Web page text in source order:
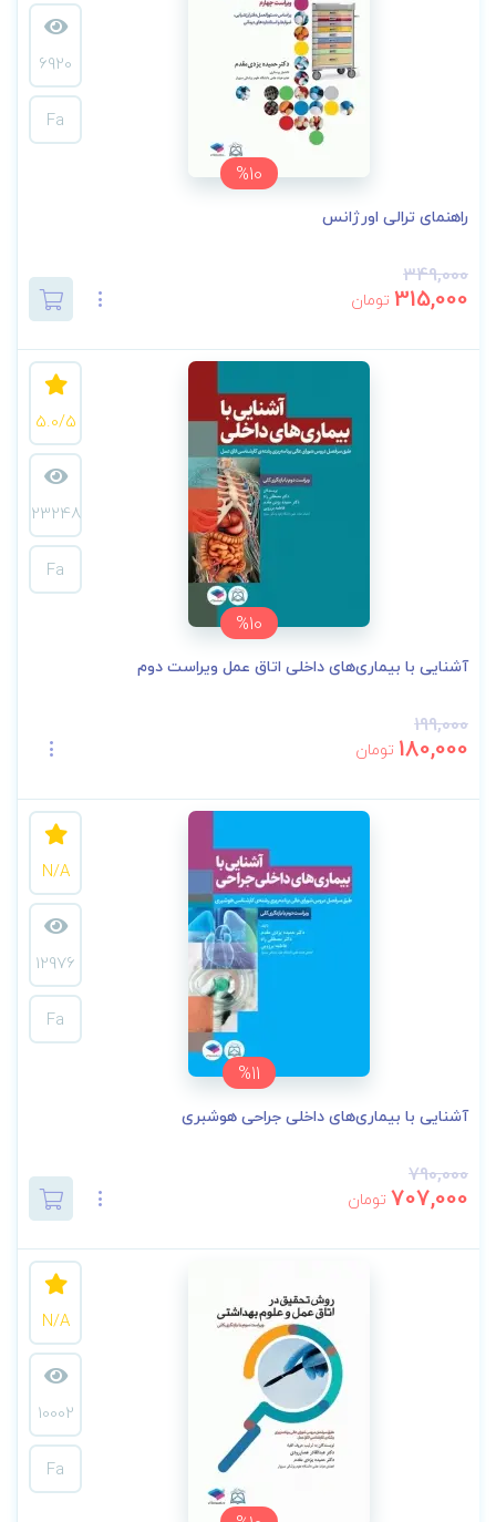
%10
6920
Fa
راهنمای ترالی اورژانس
349,000
315,000 تومان
%10
5.0/5
23248
Fa
آشنایی با بیماری‌های داخلی اتاق عمل ویراست دوم
199,000
180,000 تومان
%11
N/A
12976
Fa
آشنایی با بیماری‌های داخلی جراحی هوشبری
790,000
707,000 تومان
N/A
10002
Fa